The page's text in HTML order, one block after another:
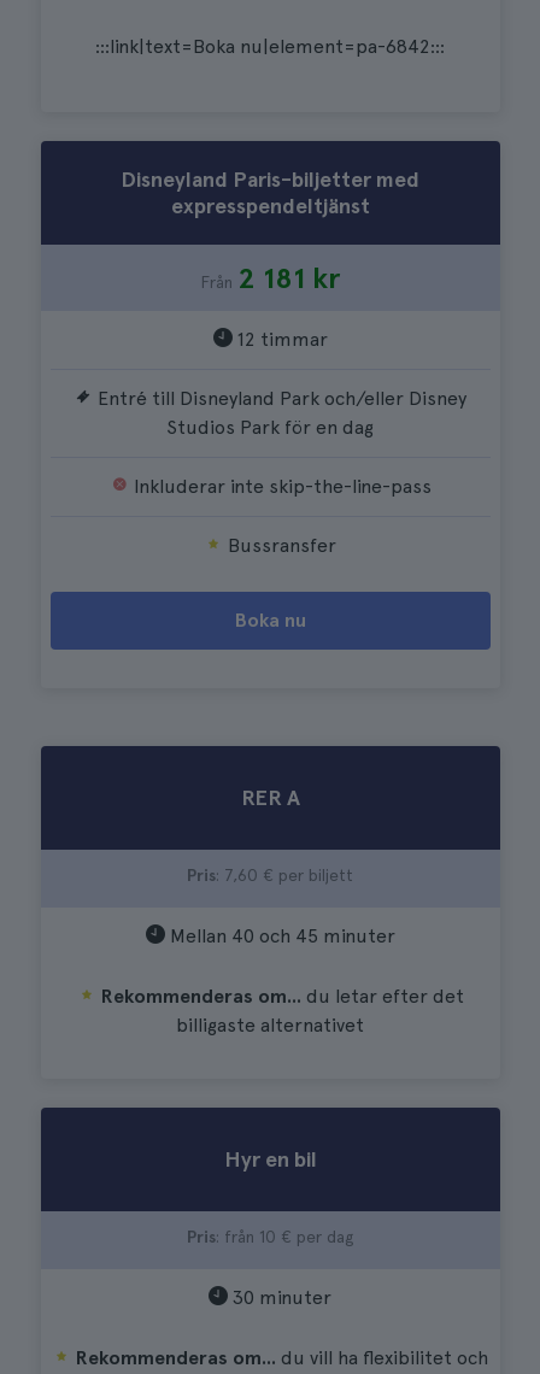
:::link|text=Boka nu|element=pa-6842:::
Disneyland Paris-biljetter med
expresspendeltjänst
Från 2 181 kr
12 timmar
Entré till Disneyland Park och/eller Disney
Studios Park för en dag
Inkluderar inte skip-the-line-pass
Bussransfer
Boka nu
RER A
Pris: 7,60 € per biljett
Mellan 40 och 45 minuter
Rekommenderas om... du letar efter det
billigaste alternativet
Hyr en bil
Pris: från 10 € per dag
30 minuter
Rekommenderas om... du vill ha flexibilitet och